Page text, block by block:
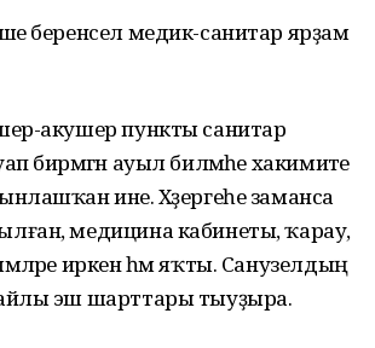
беренсел медик-санитар ярҙам
акушер пункты санитар
бирмәгән ауыл биләмәһе хакимиәте
ине. Хәҙергеһе заманса
медицина кабинеты, ҡарау,
иркен һәм яҡты. Санузелдың
эш шарттары тыуҙыра.